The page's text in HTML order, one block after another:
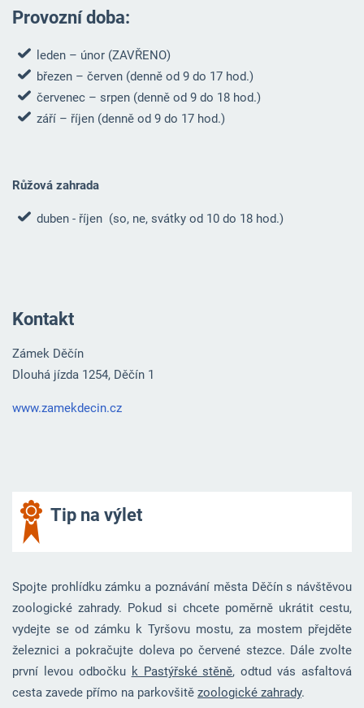
Provozní doba:
leden – únor (ZAVŘENO)
březen – červen (denně od 9 do 17 hod.)
červenec – srpen (denně od 9 do 18 hod.)
září – říjen (denně od 9 do 17 hod.)
Růžová zahrada
duben - říjen (so, ne, svátky od 10 do 18 hod.)
Kontakt
Zámek Děčín
Dlouhá jízda 1254, Děčín 1
www.zamekdecin.cz
Tip na výlet
Spojte prohlídku zámku a poznávání města Děčín s návštěvou
zoologické zahrady. Pokud si chcete poměrně ukrátit cestu,
vydejte se od zámku k Tyršovu mostu, za mostem přejděte
železnici a pokračujte doleva po červené stezce. Dále zvolte
první levou odbočku k Pastýřské stěně, odtud vás asfaltová
cesta zavede přímo na parkovšitě zoologické zahrady.